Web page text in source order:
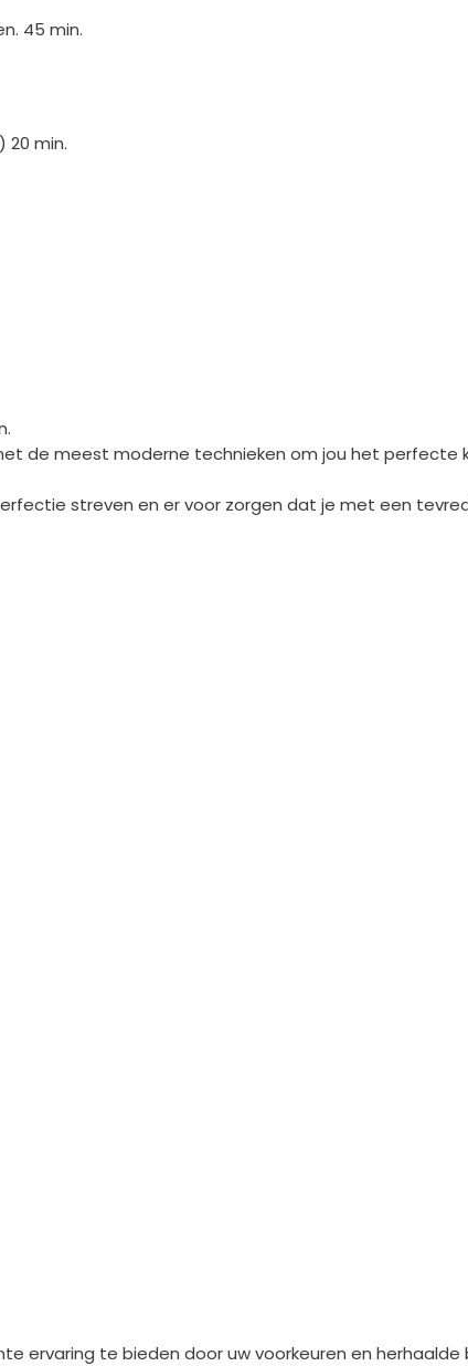
45 min.
20 min.
de meest moderne technieken om jou het perfecte
streven en er voor zorgen dat je met een
ervaring te bieden door uw voorkeuren en